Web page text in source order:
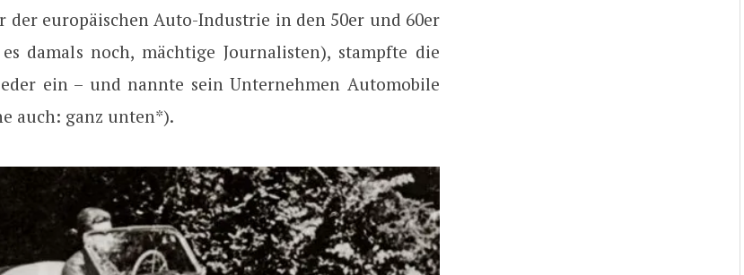
der europäischen Auto-Industrie in den 50er und 60er
damals noch, mächtige Journalisten), stampfte die
ein – und nannte sein Unternehmen Automobile
auch: ganz unten*).